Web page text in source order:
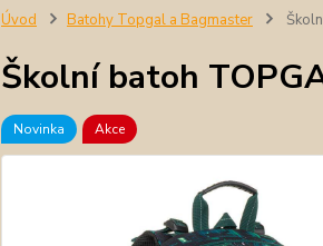
Úvod Batohy Topgal a Bagmaster
Školní batoh
Novinka Akce